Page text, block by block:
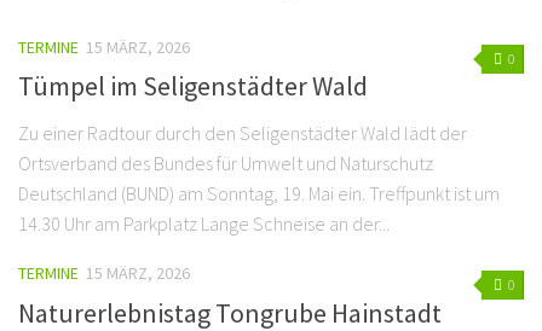
0
TERMINE 15 MÄRZ, 2026
Tümpel im Seligenstädter Wald
Zu einer Radtour durch den Seligenstädter Wald lädt der
Ortsverband des Bundes für Umwelt und Naturschutz
Deutschland (BUND) am Sonntag, 19. Mai ein. Treffpunkt ist um
14.30 Uhr am Parkplatz Lange Schneise an der...
0
TERMINE 15 MÄRZ, 2026
Naturerlebnistag Tongrube Hainstadt